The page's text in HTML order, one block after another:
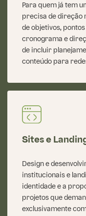
Para quem já tem
precisa de direção
de objetivos,
cronograma e
de incluir
conteúdo para
Sites e
Design e
institucionais e
identidade e a
projetos que
exclusivamente